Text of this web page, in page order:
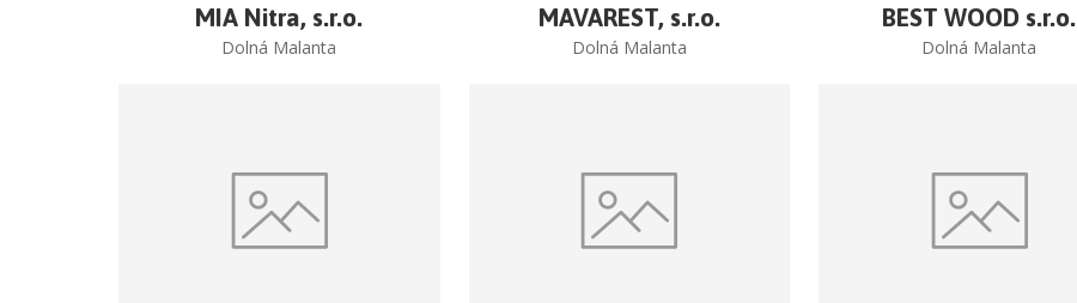
MIA Nitra, s.r.o.
Dolná Malanta
MAVAREST, s.r.o.
Dolná Malanta
BEST WOOD s.r.o.
Dolná Malanta